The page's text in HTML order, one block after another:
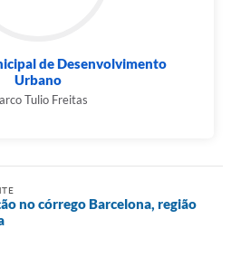
de Desenvolvimento
Urbano
Tulio Freitas
no córrego Barcelona, região